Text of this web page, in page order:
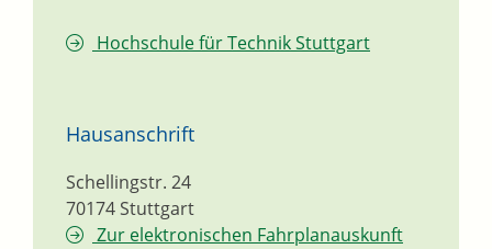
Hochschule für Technik Stuttgart
Hausanschrift
Schellingstr. 24
70174Stuttgart
Zur elektronischen Fahrplanauskunft